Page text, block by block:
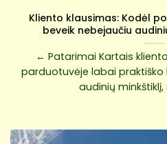
Kliento klausimas: Kodėl
beveik nebejaučiu
← Patarimai Kartais
parduotuvėje labai praktiško
audinių minkštiklį,